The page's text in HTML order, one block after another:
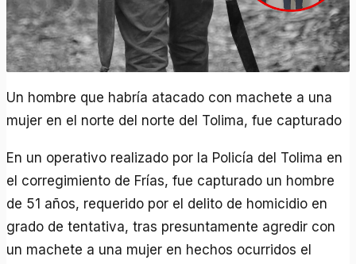
Un hombre que habría atacado con machete a una
mujer en el norte del norte del Tolima, fue capturado
En un operativo realizado por la Policía del Tolima en
el corregimiento de Frías, fue capturado un hombre
de 51 años, requerido por el delito de homicidio en
grado de tentativa, tras presuntamente agredir con
un machete a una mujer en hechos ocurridos el